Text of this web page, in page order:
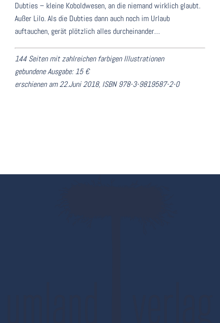
Dubties – kleine Koboldwesen, an die niemand wirklich glaubt.
Außer Lilo. Als die Dubties dann auch noch im Urlaub
auftauchen, gerät plötzlich alles durcheinander…
144 Seiten mit zahlreichen farbigen Illustrationen
gebundene Ausgabe: 15 €
erschienen am 22.Juni 2018, ISBN 978-3-9819587-2-0